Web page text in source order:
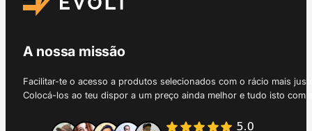
A nossa missão
Facilitar-te o acesso a produtos selecionados com o rácio mais
Colocá-los ao teu dispor a um preço ainda melhor e tudo isto